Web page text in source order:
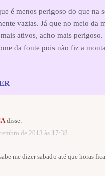
é menos perigoso do que na
vazias. Já que no meio da
ativos, acho mais perigoso.
da fonte pois não fiz a
disse:
de 2013 às 17:38
me dizer sabado até que horas